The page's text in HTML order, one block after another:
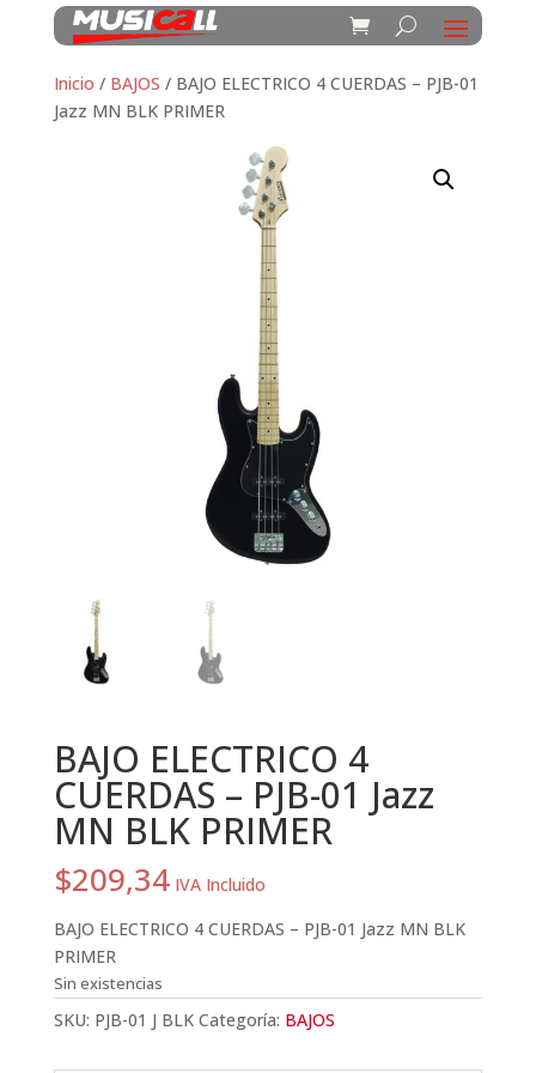
Inicio / BAJOS / BAJO ELECTRICO 4 CUERDAS – PJB-01
Jazz MN BLK PRIMER
BAJO ELECTRICO 4
CUERDAS – PJB-01 Jazz
MN BLK PRIMER
$209,34 IVA Incluido
BAJO ELECTRICO 4 CUERDAS – PJB-01 Jazz MN BLK
PRIMER
Sin existencias
SKU: PJB-01 J BLK Categoría: BAJOS